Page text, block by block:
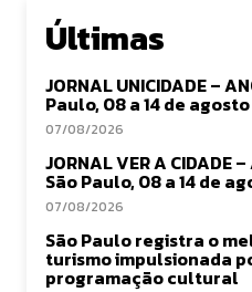
Últimas
JORNAL UNICIDADE –
Paulo, 08 a 14 de
07/08/2026
JORNAL VER A CIDADE
São Paulo, 08 a 14 de
07/08/2026
São Paulo registra o
turismo impulsionada
programação cultural